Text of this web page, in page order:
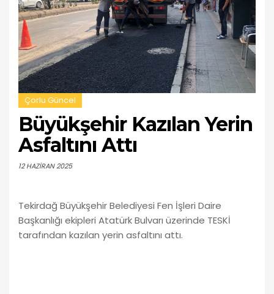
Çorlu Güncel
Büyükşehir Kazılan Yerin
Asfaltını Attı
12 HAZIRAN 2025
Tekirdağ Büyükşehir Belediyesi Fen İşleri Daire
Başkanlığı ekipleri Atatürk Bulvarı üzerinde TESKİ
tarafından kazılan yerin asfaltını attı.